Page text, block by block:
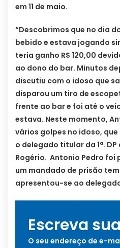
em 11 de maio.
“Descobrimos que no dia
bebido e estava jogando
teria ganho R$ 120,00
ao dono do bar. Minutos
discutiu com o idoso que
disparou um tiro de
frente ao bar e foi até o
estava. Neste momento,
vários golpes no idoso,
o delegado titular da 1ª.
Rogério. Antonio Pedro foi
um mandado de prisão
apresentou-se ao
Escreva
O seu endereço de e-